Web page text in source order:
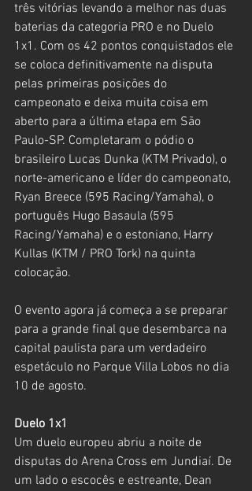
três vitórias levando a melhor nas duas
baterias da categoria PRO e no Duelo
1x1. Com os 42 pontos conquistados ele
se coloca definitivamente na disputa
pelas primeiras posições do
campeonato e deixa muita coisa em
aberto para a última etapa em São
Paulo-SP. Completaram o pódio o
brasileiro Lucas Dunka (KTM Privado), o
norte-americano e líder do campeonato,
Ryan Breece (595 Racing/Yamaha), o
português Hugo Basaula (595
Racing/Yamaha) e o estoniano, Harry
Kullas (KTM / PRO Tork) na quinta
colocação.
O evento agora já começa a se preparar
para a grande final que desembarca na
capital paulista para um verdadeiro
espetáculo no Parque Villa Lobos no dia
10 de agosto.
Duelo 1x1
Um duelo europeu abriu a noite de
disputas do Arena Cross em Jundiaí. De
um lado o escocês e estreante, Dean